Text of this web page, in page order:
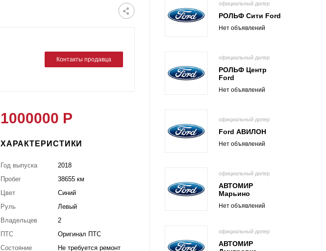
Контакты продавца
1000000 Р
ХАРАКТЕРИСТИКИ
Год выпуска
2018
Пробег
38655 км
Цвет
Синий
Руль
Левый
Владельцев
2
ПТС
Оригинал ПТС
Состояние
Не требуется ремонт
официальный дилер
РОЛЬФ Сити Ford
Нет объявлений
официальный дилер
РОЛЬФ Центр
Ford
Нет объявлений
официальный дилер
Ford АВИЛОН
Нет объявлений
официальный дилер
АВТОМИР
Марьино
Нет объявлений
официальный дилер
АВТОМИР